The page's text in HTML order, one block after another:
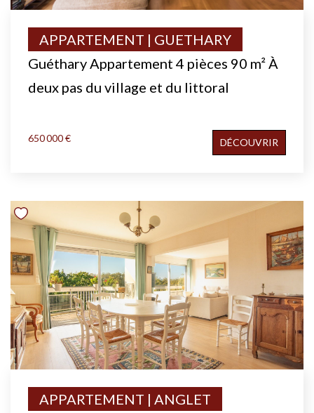
Guéthary Appartement 4 pièces 90 m² À
deux pas du village et du littoral
APPARTEMENT | GUETHARY
650 000 € DÉCOUVRIR
APPARTEMENT | ANGLET